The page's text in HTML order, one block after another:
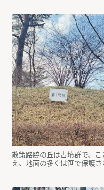
散策路脇の丘は古墳群で、
え、地面の多くは笹で保護さ